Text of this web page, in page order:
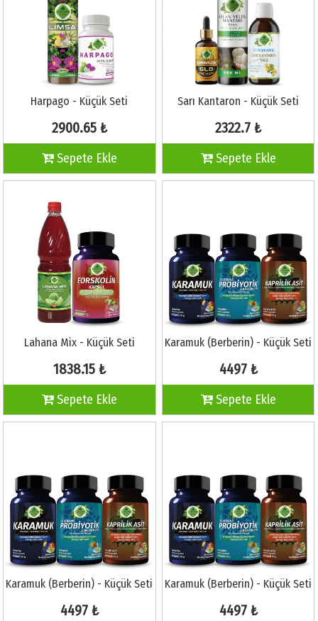
Harpago - Küçük Seti
2900.65 ₺
Sepete Ekle
Sarı Kantaron - Küçük Seti
2322.7 ₺
Sepete Ekle
Lahana Mix - Küçük Seti
1838.15 ₺
Sepete Ekle
Karamuk (Berberin) - Küçük Seti
4497 ₺
Sepete Ekle
Karamuk (Berberin) - Küçük Seti
4497 ₺
Karamuk (Berberin) - Küçük Seti
4497 ₺